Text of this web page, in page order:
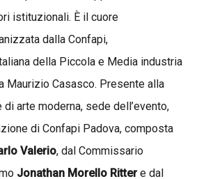
istituzionali. È il cuore
dalla Confapi,
della Piccola e Media industria
Maurizio Casasco. Presente alla
di arte moderna, sede dell’evento,
di Confapi Padova, composta
Valerio, dal Commissario
Jonathan Morello Rittere dal